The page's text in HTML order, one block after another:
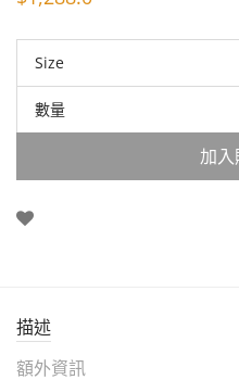
Size
數量
加
描述
額外資訊